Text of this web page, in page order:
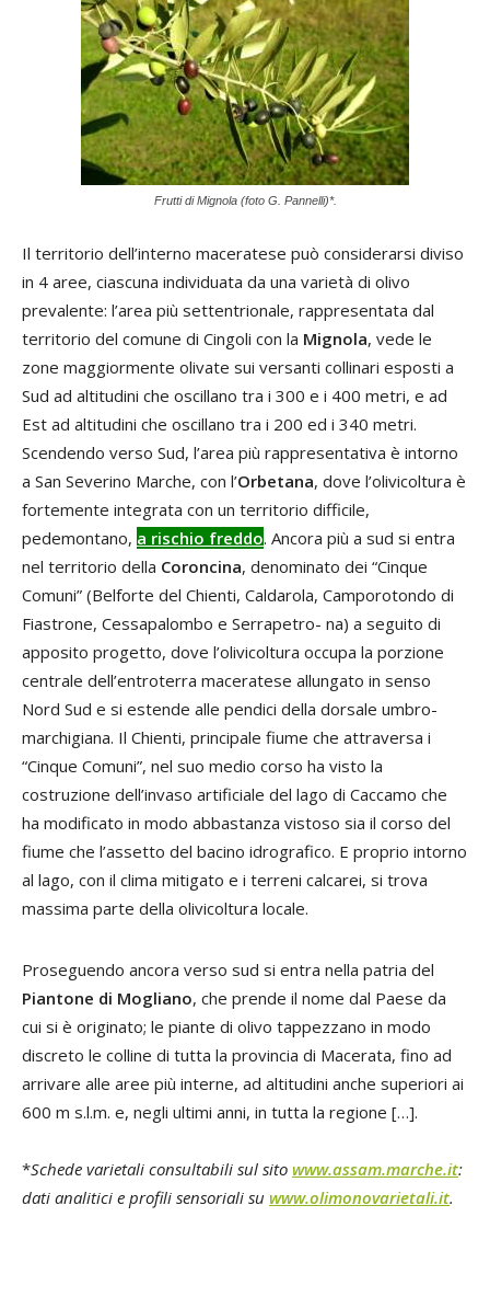
Frutti di Mignola (foto G. Pannelli)*.
Il territorio dell’interno maceratese può considerarsi diviso
in 4 aree, ciascuna individuata da una varietà di olivo
prevalente: l’area più settentrionale, rappresentata dal
territorio del comune di Cingoli con la Mignola, vede le
zone maggiormente olivate sui versanti collinari esposti a
Sud ad altitudini che oscillano tra i 300 e i 400 metri, e ad
Est ad altitudini che oscillano tra i 200 ed i 340 metri.
Scendendo verso Sud, l’area più rappresentativa è intorno
a San Severino Marche, con l’Orbetana, dove l’olivicoltura è
fortemente integrata con un territorio difficile,
pedemontano, a rischio freddo. Ancora più a sud si entra
nel territorio della Coroncina, denominato dei “Cinque
Comuni” (Belforte del Chienti, Caldarola, Camporotondo di
Fiastrone, Cessapalombo e Serrapetro- na) a seguito di
apposito progetto, dove l’olivicoltura occupa la porzione
centrale dell’entroterra maceratese allungato in senso
Nord Sud e si estende alle pendici della dorsale umbro-
marchigiana. Il Chienti, principale fiume che attraversa i
“Cinque Comuni”, nel suo medio corso ha visto la
costruzione dell’invaso artificiale del lago di Caccamo che
ha modificato in modo abbastanza vistoso sia il corso del
fiume che l’assetto del bacino idrografico. E proprio intorno
al lago, con il clima mitigato e i terreni calcarei, si trova
massima parte della olivicoltura locale.
Proseguendo ancora verso sud si entra nella patria del
Piantone di Mogliano, che prende il nome dal Paese da
cui si è originato; le piante di olivo tappezzano in modo
discreto le colline di tutta la provincia di Macerata, fino ad
arrivare alle aree più interne, ad altitudini anche superiori ai
600 m s.l.m. e, negli ultimi anni, in tutta la regione […].
*Schede varietali consultabili sul sito www.assam.marche.it:
dati analitici e profili sensoriali su www.olimonovarietali.it.